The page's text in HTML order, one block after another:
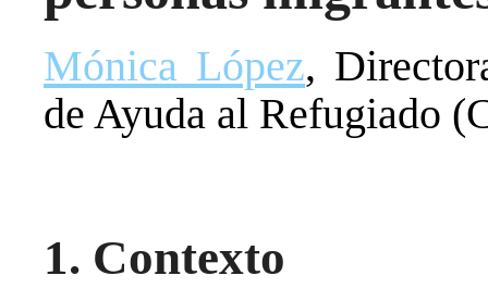
Mónica López,
de Ayuda al Refugiado
1. Contexto